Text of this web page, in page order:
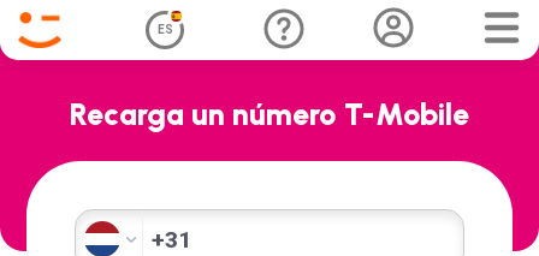
ES
Recarga un número T-Mobile
+31